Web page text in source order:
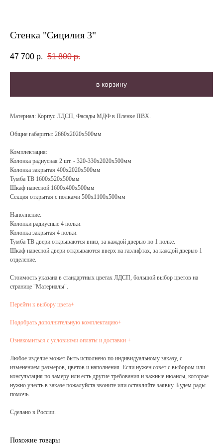
Стенка "Сицилия 3"
47 700 р. 51 800 р.
в корзину
Материал: Корпус ЛДСП, Фасады МДФ в Пленке ПВХ.
Общие габариты: 2660х2020х500мм
Комплектация:
Колонка радиусная 2 шт. - 320-330x2020x500мм
Колонка закрытая 400x2020x500мм
Тумба ТВ 1600x520x500мм
Шкаф навесной 1600x400x500мм
Секция открытая с полками 500x1100x500мм
Наполнение:
Колонки радиусные 4 полки.
Колонка закрытая 4 полки.
Тумба ТВ двери открываются вниз, за каждой дверью по 1 полке.
Шкаф навесной двери открываются вверх на газлифтах, за каждой дверью 1
отделение.
Стоимость указана в стандартных цветах ЛДСП, большой выбор цветов на
странице "Материалы".
Перейти к выбору цвета+
Подобрать дополнительную комплектацию+
Ознакомиться с условиями оплаты и доставки +
Любое изделие может быть исполнено по индивидуальному заказу, с
изменением размеров, цветов и наполнения. Если нужен совет с выбором или
консультация по замеру или есть другие требования и важные нюансы, которые
нужно учесть в заказе пожалуйста звоните или оставляйте заявку. Будем рады
помочь.
Сделано в России.
Похожие товары